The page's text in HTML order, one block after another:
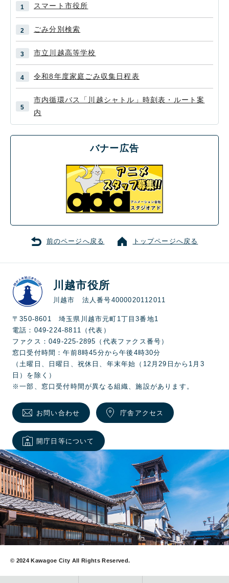
スマート市役所
ごみ分別検索
市立川越高等学校
令和8年度家庭ごみ収集日程表
市内循環バス「川越シャトル」時刻表・ルート案
内
バナー広告
前のページへ戻る トップページへ戻る
川越市役所
川越市 法人番号4000020112011
〒350-8601 埼玉県川越市元町1丁目3番地1
電話：049-224-8811（代表）
ファクス：049-225-2895（代表ファクス番号）
窓口受付時間：午前8時45分から午後4時30分
（土曜日、日曜日、祝休日、年末年始（12月29日から1月3
日）を除く）
※一部、窓口受付時間が異なる組織、施設があります。
お問い合わせ 庁舎アクセス
開庁日等について
© 2024 Kawagoe City All Rights Reserved.